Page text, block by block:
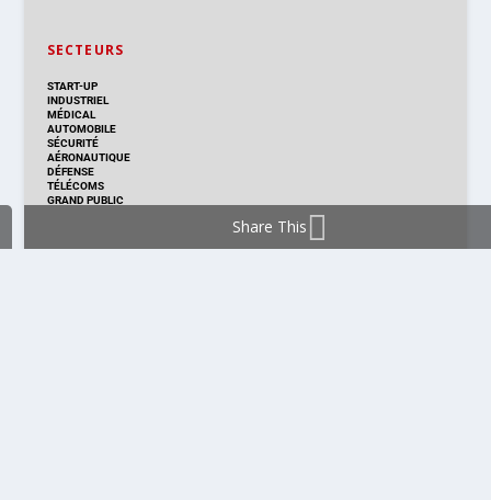
SECTEURS
START-UP
INDUSTRIEL
MÉDICAL
AUTOMOBILE
SÉCURITÉ
AÉRONAUTIQUE
DÉFENSE
TÉLÉCOMS
GRAND PUBLIC
Share This